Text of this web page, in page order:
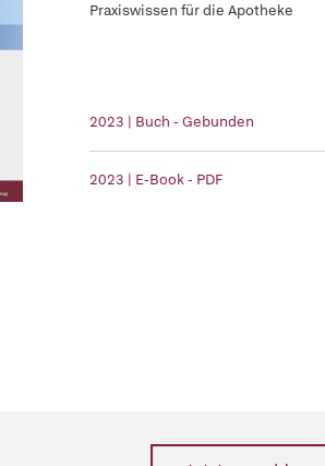
Praxiswissen für die Apotheke
2023 | Buch - Gebunden
2023 | E-Book - PDF